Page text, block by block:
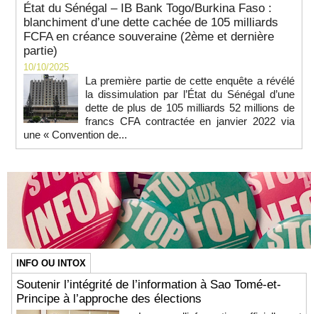
État du Sénégal – IB Bank Togo/Burkina Faso :
blanchiment d’une dette cachée de 105 milliards
FCFA en créance souveraine (2ème et dernière
partie)
10/10/2025
La première partie de cette enquête a révélé
la dissimulation par l’État du Sénégal d’une
dette de plus de 105 milliards 52 millions de
francs CFA contractée en janvier 2022 via
une « Convention de...
INFO OU INTOX
Soutenir l’intégrité de l’information à Sao Tomé-et-
Principe à l’approche des élections